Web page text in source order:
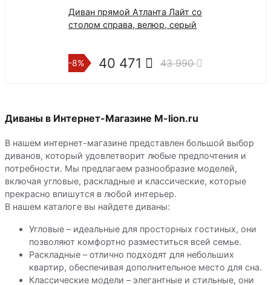
Диван прямой Атланта Лайт со
столом справа, велюр, серый
-8% 40 471 43 990
Диваны в Интернет-Магазине M-lion.ru
В нашем интернет-магазине представлен большой выбор
диванов, который удовлетворит любые предпочтения и
потребности. Мы предлагаем разнообразие моделей,
включая угловые, раскладные и классические, которые
прекрасно впишутся в любой интерьер.
В нашем каталоге вы найдете диваны:
Угловые – идеальные для просторных гостиных, они
позволяют комфортно разместиться всей семье.
Раскладные – отлично подходят для небольших
квартир, обеспечивая дополнительное место для сна.
Классические модели – элегантные и стильные, они